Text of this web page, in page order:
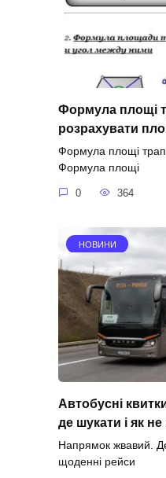
Формула площі
розрахувати
Формула площі
Формула площі
0 364
НОВИНИ
Автобусні
де шукати і як
Напрямок жвавий.
щоденні рейси